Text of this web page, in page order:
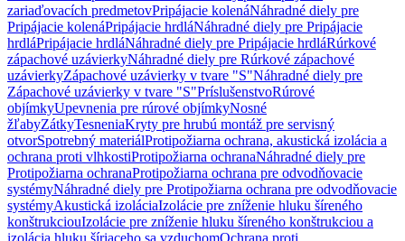
zariaďovacích predmetovPripájacie kolenáNáhradné diely pre
Pripájacie kolenáPripájacie hrdláNáhradné diely pre Pripájacie
hrdláPripájacie hrdláNáhradné diely pre Pripájacie hrdláRúrkové
zápachové uzávierkyNáhradné diely pre Rúrkové zápachové
uzávierkyZápachové uzávierky v tvare "S"Náhradné diely pre
Zápachové uzávierky v tvare "S"PríslušenstvoRúrové
objímkyUpevnenia pre rúrové objímkyNosné
žľabyZátkyTesneniaKryty pre hrubú montáž pre servisný
otvorSpotrebný materiálProtipožiarna ochrana, akustická izolácia a
ochrana proti vlhkostiProtipožiarna ochranaNáhradné diely pre
Protipožiarna ochranaProtipožiarna ochrana pre odvodňovacie
systémyNáhradné diely pre Protipožiarna ochrana pre odvodňovacie
systémyAkustická izoláciaIzolácie pre zníženie hluku šíreného
konštrukciouIzolácie pre zníženie hluku šíreného konštrukciou a
izolácia hluku šíriaceho sa vzduchomOchrana proti